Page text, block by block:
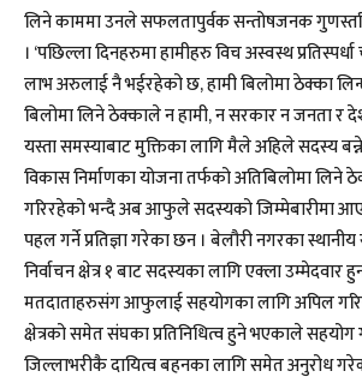
लिने काममा उनले सफलतापुर्वक सन्तोषजनक
। ‘पछिल्ला दिनहरुमा हामीहरु विच अस्वस्थ
लाभ अरुलाई नै भईरहेको छ, हामी बिलोमा ठेक्का
बिलोमा लिने ठेक्काले न हामी, न सरकार न जनता र
यस्ता समस्याबाट मुक्तिका लागि मैले अहिले सदस्य
विकास निर्माणका योजना तर्फको अतिबिलोमा लिने
गरिरहेको भन्दै अब आफुले सदस्यको जिम्मेबारीमा
पहल गर्ने प्रतिज्ञा गरेका छन । बेलौरी नगरका
निर्वाचन क्षेत्र १ बाट सदस्यका लागि एक्ला
मतदाताहरुसंग आफुलाई सहयोगका लागि अपिल
क्षेत्रको समेत संघका प्रतिनिधित्व हुने भएकाले
जिल्लाभरीकै दायित्व बहनका लागि समेत अनुरोध